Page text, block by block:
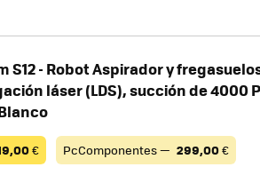
S12 - Robot Aspirador y
láser (LDS), succión de 4000
€ PcComponentes — 299,00€